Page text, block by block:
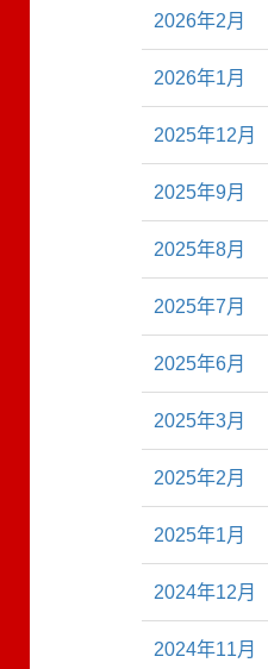
2026年2月
2026年1月
2025年12月
2025年9月
2025年8月
2025年7月
2025年6月
2025年3月
2025年2月
2025年1月
2024年12月
2024年11月